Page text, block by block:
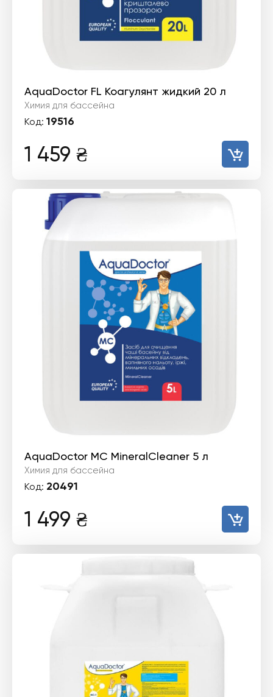
AquaDoctor FL Коагулянт жидкий 20 л
Химия для бассейна
Код: 19516
1 459 ₴
AquaDoctor MC MineralCleaner 5 л
Химия для бассейна
Код: 20491
1 499 ₴